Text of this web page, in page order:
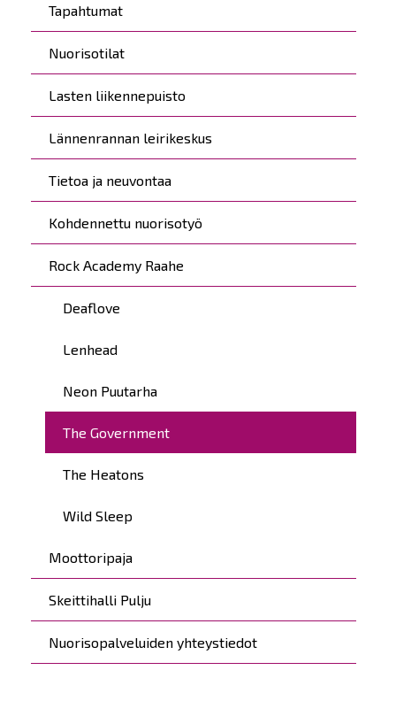
Tapahtumat
Nuorisotilat
Lasten liikennepuisto
Lännenrannan leirikeskus
Tietoa ja neuvontaa
Kohdennettu nuorisotyö
Rock Academy Raahe
Deaflove
Lenhead
Neon Puutarha
The Government
The Heatons
Wild Sleep
Moottoripaja
Skeittihalli Pulju
Nuorisopalveluiden yhteystiedot